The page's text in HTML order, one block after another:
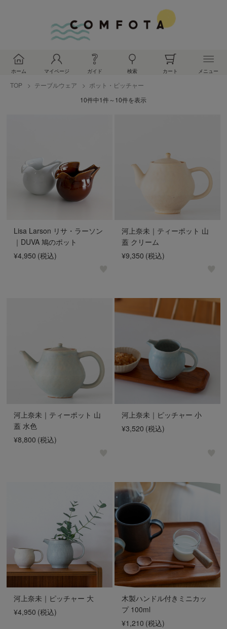
ホーム マイページ ガイド 検索 カート メニュー
TOP テーブルウェア
ポット・ピッチャー
10件中1件～10件を表示
Lisa Larson リサ・ラーソン
｜DUVA 鳩のポット
¥4,950 (税込)
河上奈未｜ティーポット 山
蓋 クリーム
¥9,350 (税込)
河上奈未｜ティーポット 山
蓋 水色
¥8,800 (税込)
河上奈未｜ピッチャー 小
¥3,520 (税込)
河上奈未｜ピッチャー 大
¥4,950 (税込)
木製ハンドル付きミニカッ
プ 100ml
¥1,210 (税込)